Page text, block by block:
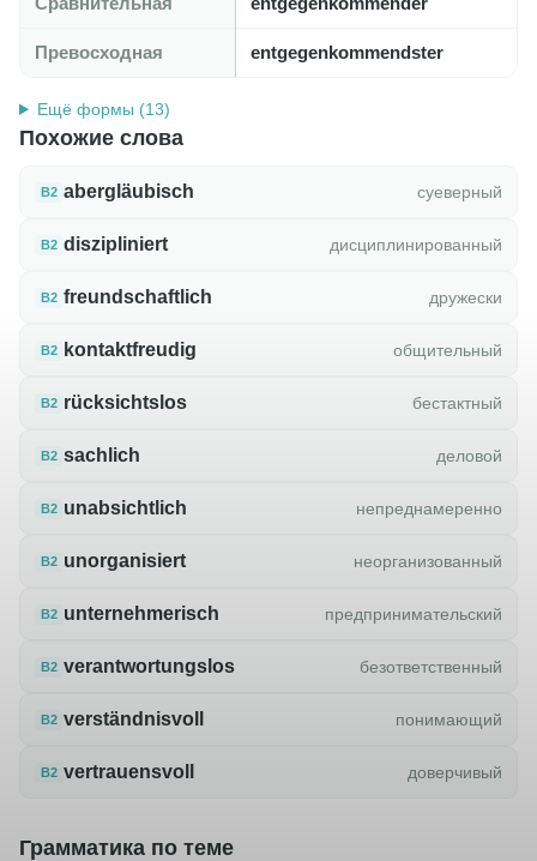
Превосходная entgegenkommendster
Ещё формы (13)
Похожие слова
B2 abergläubisch суеверный
B2 diszipliniert дисциплинированный
B2 freundschaftlich дружески
B2 kontaktfreudig общительный
B2 rücksichtslos бестактный
B2 sachlich деловой
B2 unabsichtlich непреднамеренно
B2 unorganisiert неорганизованный
B2 unternehmerisch предпринимательский
B2 verantwortungslos безответственный
B2 verständnisvoll понимающий
B2 vertrauensvoll доверчивый
Грамматика по теме